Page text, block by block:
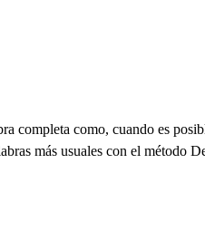
completa como, cuando es
más usuales con el